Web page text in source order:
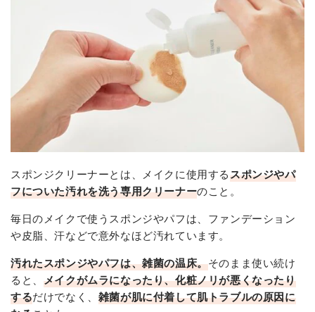
スポンジクリーナーとは、メイクに使用するスポンジやパ
フについた汚れを洗う専用クリーナーのこと。
毎日のメイクで使うスポンジやパフは、ファンデーション
や皮脂、汗などで意外なほど汚れています。
汚れたスポンジやパフは、雑菌の温床。そのまま使い続け
ると、 メイクがムラになったり、化粧ノリが悪くなったり
するだけでなく、 雑菌が肌に付着して肌トラブルの原因に